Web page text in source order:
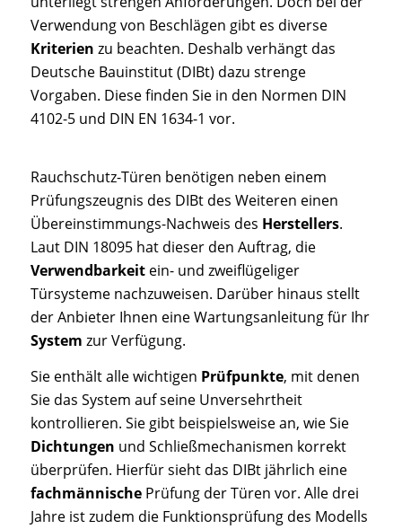
Verwendung von Beschlägen gibt es diverse
Kriterien zu beachten. Deshalb verhängt das
Deutsche Bauinstitut (DIBt) dazu strenge
Vorgaben. Diese finden Sie in den Normen DIN
4102-5 und DIN EN 1634-1 vor.
Rauchschutz-Türen benötigen neben einem
Prüfungszeugnis des DIBt des Weiteren einen
Übereinstimmungs-Nachweis des Herstellers.
Laut DIN 18095 hat dieser den Auftrag, die
Verwendbarkeitein- und zweiflügeliger
Türsysteme nachzuweisen. Darüber hinaus stellt
der Anbieter Ihnen eine Wartungsanleitung für Ihr
System zur Verfügung.
Sie enthält alle wichtigen Prüfpunkte, mit denen
Sie das System auf seine Unversehrtheit
kontrollieren. Sie gibt beispielsweise an, wie Sie
Dichtungen und Schließmechanismen korrekt
überprüfen. Hierfür sieht das DIBt jährlich eine
fachmännischePrüfung der Türen vor. Alle drei
Jahre ist zudem die Funktionsprüfung des Modells